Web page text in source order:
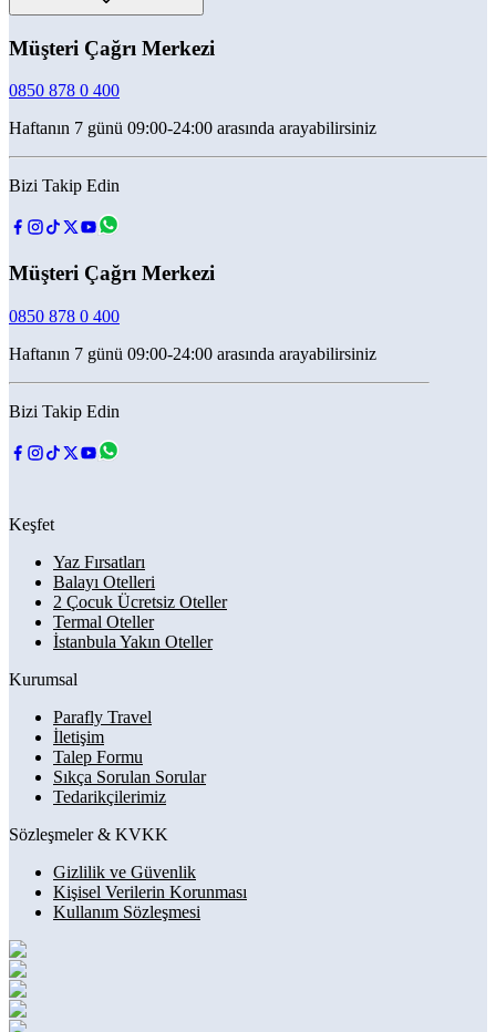
Müşteri Çağrı Merkezi
0850 878 0 400
Haftanın 7 günü 09:00-24:00 arasında arayabilirsiniz
Bizi Takip Edin
Müşteri Çağrı Merkezi
0850 878 0 400
Haftanın 7 günü 09:00-24:00 arasında arayabilirsiniz
Bizi Takip Edin
Keşfet
Yaz Fırsatları
Balayı Otelleri
2 Çocuk Ücretsiz Oteller
Termal Oteller
İstanbula Yakın Oteller
Kurumsal
Parafly Travel
İletişim
Talep Formu
Sıkça Sorulan Sorular
Tedarikçilerimiz
Sözleşmeler & KVKK
Gizlilik ve Güvenlik
Kişisel Verilerin Korunması
Kullanım Sözleşmesi